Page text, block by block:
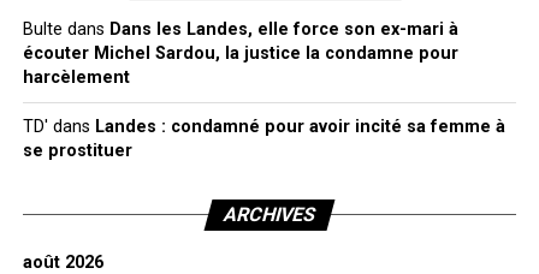
Bulte dans Dans les Landes, elle force son ex-mari à
écouter Michel Sardou, la justice la condamne pour
harcèlement
TD' dans Landes : condamné pour avoir incité sa femme à
se prostituer
ARCHIVES
août 2026